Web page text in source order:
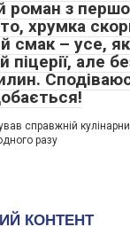
роман з
хрумка
смак – усе,
піцерії, але
справжній
разу